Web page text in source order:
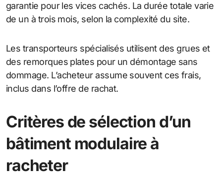
garantie pour les vices cachés. La durée totale varie
de un à trois mois, selon la complexité du site.
Les transporteurs spécialisés utilisent des grues et
des remorques plates pour un démontage sans
dommage. L’acheteur assume souvent ces frais,
inclus dans l’offre de rachat.
Critères de sélection d’un
bâtiment modulaire à
racheter